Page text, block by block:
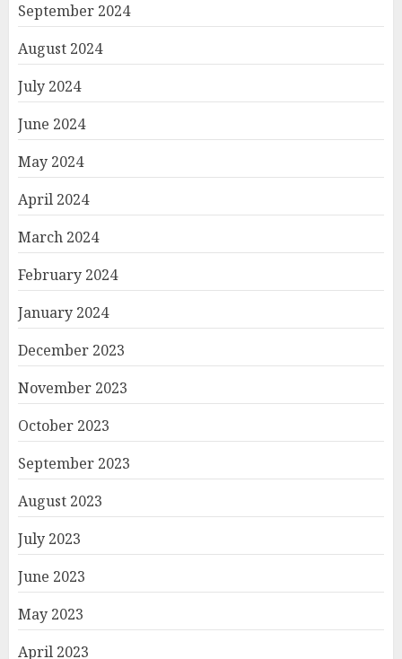
September 2024
August 2024
July 2024
June 2024
May 2024
April 2024
March 2024
February 2024
January 2024
December 2023
November 2023
October 2023
September 2023
August 2023
July 2023
June 2023
May 2023
April 2023